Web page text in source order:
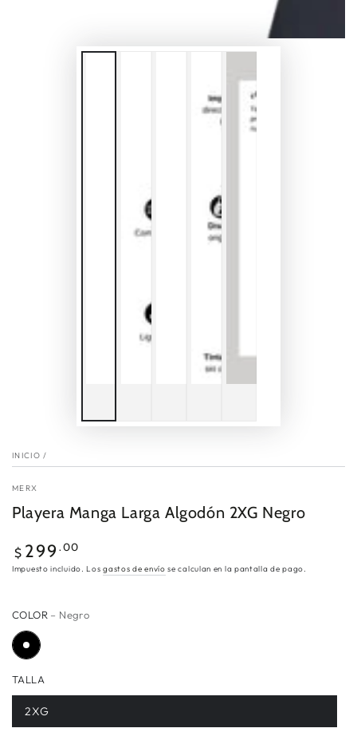
INICIO /
MERX
Playera Manga Larga Algodón 2XG Negro
Precio
regular
$ 299 .00
Impuesto incluido. Losgastos de envío se calculan en la pantalla de pago.
COLOR – Negro
TALLA
2XG